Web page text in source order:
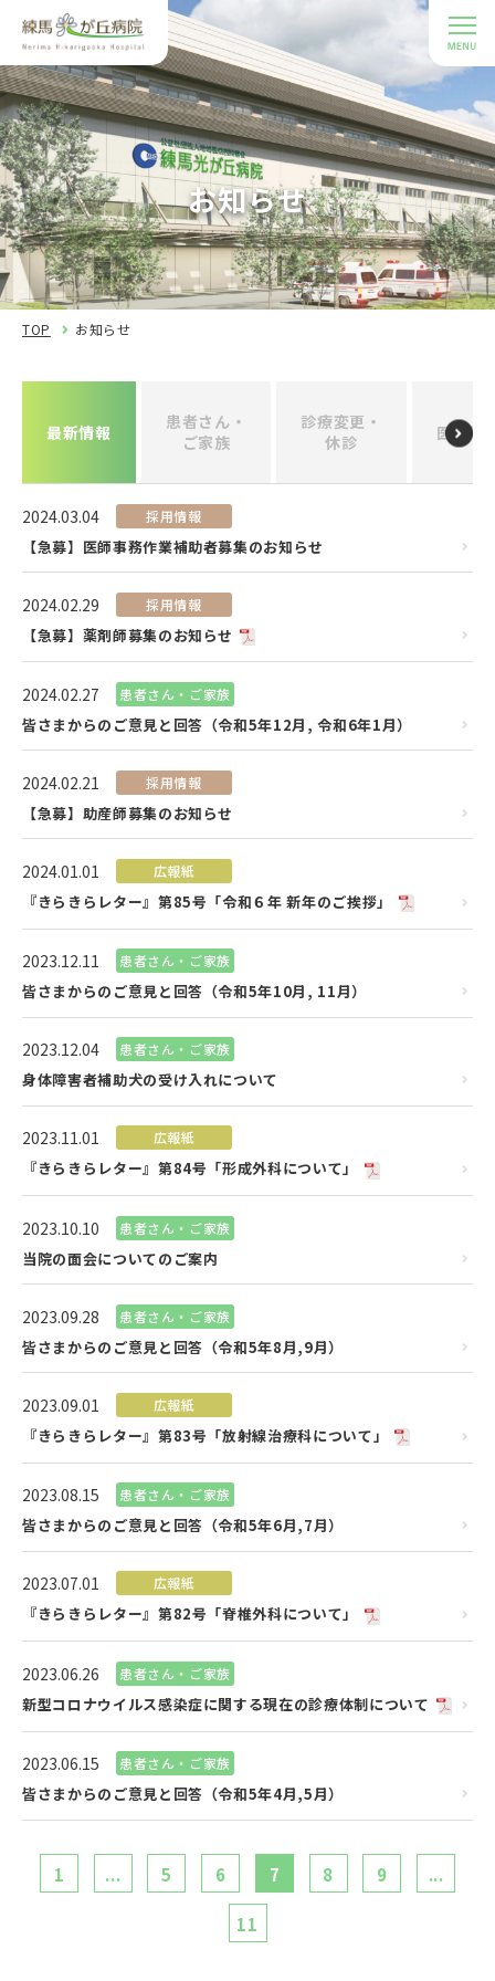
お知らせ
TOP お知らせ
最新情報
患者さん・
ご家族
診療変更・
休診
医療関
2024.03.04 採用情報
【急募】医師事務作業補助者募集のお知らせ
2024.02.29 採用情報
【急募】薬剤師募集のお知らせ
2024.02.27 患者さん・ご家族
皆さまからのご意見と回答（令和5年12月, 令和6年1月）
2024.02.21 採用情報
【急募】助産師募集のお知らせ
2024.01.01 広報紙
『きらきらレター』第85号「令和６年 新年のご挨拶」
2023.12.11 患者さん・ご家族
皆さまからのご意見と回答（令和5年10月, 11月）
2023.12.04 患者さん・ご家族
身体障害者補助犬の受け入れについて
2023.11.01 広報紙
『きらきらレター』第84号「形成外科について」
2023.10.10 患者さん・ご家族
当院の面会についてのご案内
2023.09.28 患者さん・ご家族
皆さまからのご意見と回答（令和5年8月,9月）
2023.09.01 広報紙
『きらきらレター』第83号「放射線治療科について」
2023.08.15 患者さん・ご家族
皆さまからのご意見と回答（令和5年6月,7月）
2023.07.01 広報紙
『きらきらレター』第82号「脊椎外科について」
2023.06.26 患者さん・ご家族
新型コロナウイルス感染症に関する現在の診療体制について
2023.06.15 患者さん・ご家族
皆さまからのご意見と回答（令和5年4月,5月）
1 ... 5 6 7 8 9 ...
11